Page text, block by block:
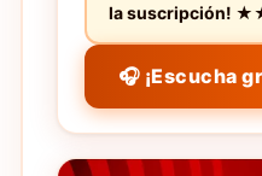
la suscripción!
🎧 ¡Escucha